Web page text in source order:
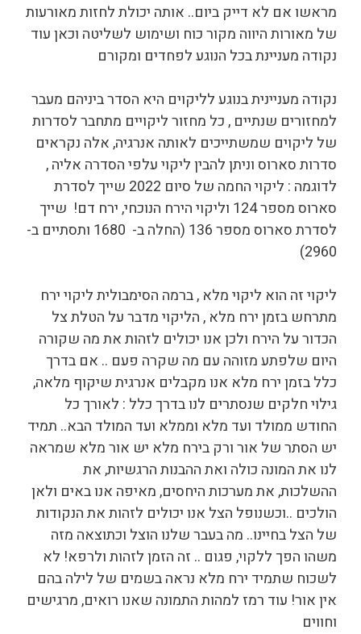
מראשו אם לא דייק ביום.. אותה יכולת לחזות מאורעות
של מאורות היווה מקור כוח ושימוש לשליטה וכאן עוד
נקודה מעניינת בכל הנוגע לפחדים ומקורם
נקודה מעניינית בנוגע לליקוים היא הסדר ביניהם מעבר
למחזורים שנתיים , כל מחזור ליקויים מתחבר לסדרות
של ליקוים שמשתייכים לאותה אנרגיה, אלה נקראים
סדרות סארוס וניתן להבין ליקוי עלפי הסדרה אליה ,
לדוגמה : ליקוי החמה של סיום 2022 שייך לסדרת
סארוס מספר 124 וליקוי הירח הנוכחי, ירח דם! שייך
לסדרת סארוס מספר 136 (החלה ב- 1680 ותסתיים ב-
2960)
ליקוי זה הוא ליקוי מלא , ברמה הסימבולית ליקוי ירח
מתרחש בזמן ירח מלא , הליקוי מדבר על הטלת צל
הכדור על הירח ולכן אנו יכולים לזהות את מה שקורה
היום שלפתע מזוהה עם מה שקרה פעם .. אם בדרך
כלל בזמן ירח מלא אנו מקבלים אנרגית שיקוף מלאה,
גילוי חלקים שנסתרים לנו בדרך כלל : לאורך כל
החודש ממולד ועד מלא וממלא ועד המולד הבא.. תמיד
יש הסתר של אור ורק בירח מלא יש אור מלא שמראה
לנו את המונה כולה ואת ההבנות הרגשיות, את
ההשלכות, את מערכות היחסים, מאיפה אנו באים ולאן
הולכים ..וכשנופל הצל אנו יכולים לזהות את הנקודות
של הצל בחיינו.. מה בעבר שלנו הוצל וכתוצאה מזה
משהו הפך ללקוי, פגום .. זה הזמן לזהות ולרפא! לא
לשכוח שתמיד ירח מלא נראה בשמים של לילה בהם
אין אור! עוד רמז למהות התמונה שאנו רואים, מרגישים
וחווים